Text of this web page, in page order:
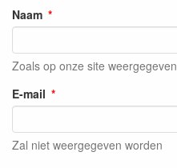
Naam
Zoals op onze site weergegeven
E-mail
Zal niet weergegeven worden